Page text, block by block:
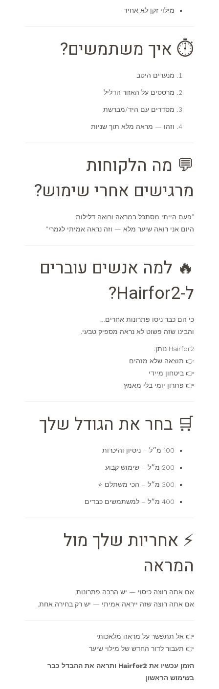
מילוי זקן לא אחיד
⏱ איך משתמשים?
מנערים היטב
מרססים על האזור הדליל
מסדרים עם היד/מברשת
וזהו — מראה מלא תוך שניות
💬 מה הלקוחות
מרגישים אחרי שימוש?
"פעם הייתי מסתכל במראה ורואה דלילות
היום אני רואה שיער מלא — וזה נראה אמיתי לגמרי"
🔥 למה אנשים עוברים
ל-Hairfor2?
כי הם כבר ניסו פתרונות אחרים…
והבינו שזה פשוט לא נראה מספיק טבעי.
Hairfor2 נותן:
👉 תוצאה שלא מזהים
👉 ביטחון מיידי
👉 פתרון יומי בלי מאמץ
🛒 בחר את הגודל שלך
100 מ״ל – ניסיון והיכרות
200 מ״ל – שימוש קבוע
300 מ״ל – הכי משתלם ⭐
400 מ״ל – למשתמשים כבדים
⚡ אחריות שלך מול
המראה
אם אתה רוצה כיסוי — יש הרבה פתרונות.
אם אתה רוצה שזה ייראה אמיתי — יש רק בחירה אחת.
👉 אל תתפשר על מראה מלאכותי
👉 תעבור לדור החדש של מילוי שיער
הזמן עכשיו את Hairfor2 ותראה את ההבדל כבר
בשימוש הראשון